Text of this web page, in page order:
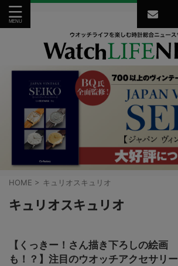
HOME > キュリオスキュリオ
キュリオスキュリオ
【くっきー！さん描き下ろしの絵画
も！？】注目のウオッチアクセサリー